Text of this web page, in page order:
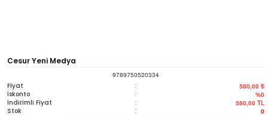
Cesur Yeni Medya
9789750520334
Fiyat : 580,00 ₺
İskonto : %0
İndirimli Fiyat : 580,00 TL
Stok : 0